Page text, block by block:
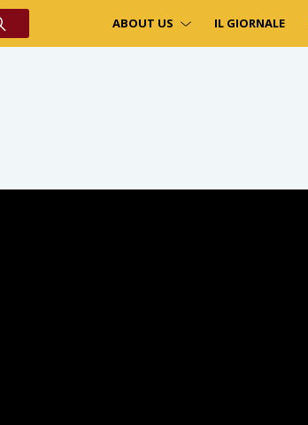
ABOUT US IL GIORNALE